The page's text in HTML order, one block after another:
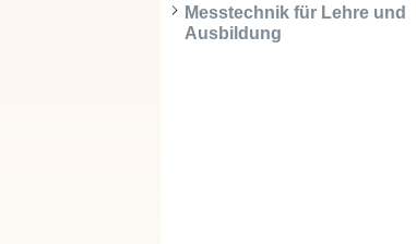
Messtechnik für Lehre und
Ausbildung